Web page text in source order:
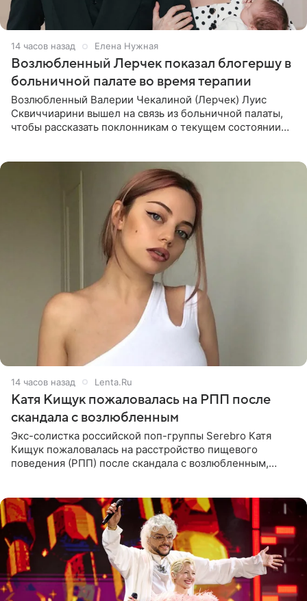
14 часов назад Елена Нужная
Возлюбленный Лерчек показал блогершу в
больничной палате во время терапии
Возлюбленный Валерии Чекалиной (Лерчек) Луис
Сквиччиарини вышел на связь из больничной палаты,
чтобы рассказать поклонникам о текущем состоянии
14 часов назад Lenta.Ru
Катя Кищук пожаловалась на РПП после
скандала с возлюбленным
Экс-солистка российской поп-группы Serebro Катя
Кищук пожаловалась на расстройство пищевого
поведения (РПП) после скандала с возлюбленным,